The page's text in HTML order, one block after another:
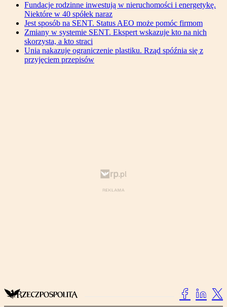
Fundacje rodzinne inwestują w nieruchomości i energetykę.
Niektóre w 40 spółek naraz
Jest sposób na SENT. Status AEO może pomóc firmom
Zmiany w systemie SENT. Ekspert wskazuje kto na nich
skorzysta, a kto straci
Unia nakazuje ograniczenie plastiku. Rząd spóźnia się z
przyjęciem przepisów